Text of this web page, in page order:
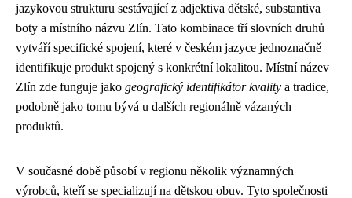
jazykovou strukturu sestávající z adjektiva dětské, substantiva
boty a místního názvu Zlín. Tato kombinace tří slovních druhů
vytváří specifické spojení, které v českém jazyce jednoznačně
identifikuje produkt spojený s konkrétní lokalitou. Místní název
Zlín zde funguje jako geografický identifikátor kvality a tradice,
podobně jako tomu bývá u dalších regionálně vázaných
produktů.
V současné době působí v regionu několik významných
výrobců, kteří se specializují na dětskou obuv. Tyto společnosti